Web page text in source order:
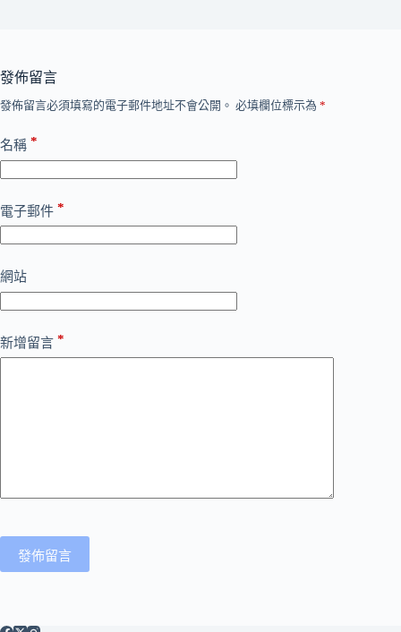
發佈留言
發佈留言必須填寫的電子郵件地址不會公開。 必填欄位標示為 *
名稱 *
電子郵件 *
網站
新增留言 *
發佈留言